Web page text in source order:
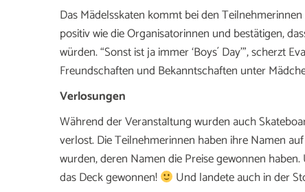
Das Mädelsskaten kommt bei den
positiv wie die Organisatorinnen und bestätigen,
würden. “Sonst ist ja immer ‘Boys´ Day'”, scherzt
Freundschaften und Bekanntschaften unter
Verlosungen
Während der Veranstaltung wurden auch
verlost. Die Teilnehmerinnen haben ihre Namen
wurden, deren Namen die Preise gewonnen
das Deck gewonnen!
Und landete auch in der